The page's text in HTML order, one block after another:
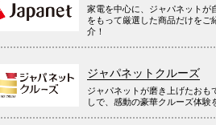
家電を中心に、ジャパネットが
をもって厳選した商品だけをご
介！
ジャパネットクルーズ
ジャパネットが磨き上げたおも
しで、感動の豪華クルーズ体験